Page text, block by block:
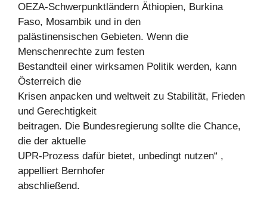
OEZA-Schwerpunktländern Äthiopien, Burkina
Faso, Mosambik und in den
palästinensischen Gebieten. Wenn die
Menschenrechte zum festen
Bestandteil einer wirksamen Politik werden, kann
Österreich die
Krisen anpacken und weltweit zu Stabilität, Frieden
und Gerechtigkeit
beitragen. Die Bundesregierung sollte die Chance,
die der aktuelle
UPR-Prozess dafür bietet, unbedingt nutzen“ ,
appelliert Bernhofer
abschließend.